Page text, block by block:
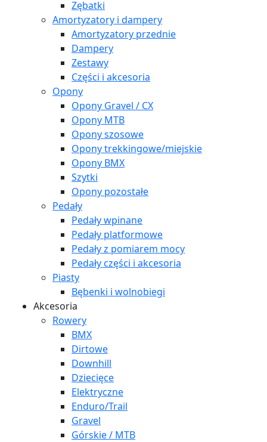
Zębatki
Amortyzatory i dampery
Amortyzatory przednie
Dampery
Zestawy
Części i akcesoria
Opony
Opony Gravel / CX
Opony MTB
Opony szosowe
Opony trekkingowe/miejskie
Opony BMX
Szytki
Opony pozostałe
Pedały
Pedały wpinane
Pedały platformowe
Pedały z pomiarem mocy
Pedały części i akcesoria
Piasty
Bębenki i wolnobiegi
Akcesoria
Rowery
BMX
Dirtowe
Downhill
Dziecięce
Elektryczne
Enduro/Trail
Gravel
Górskie / MTB